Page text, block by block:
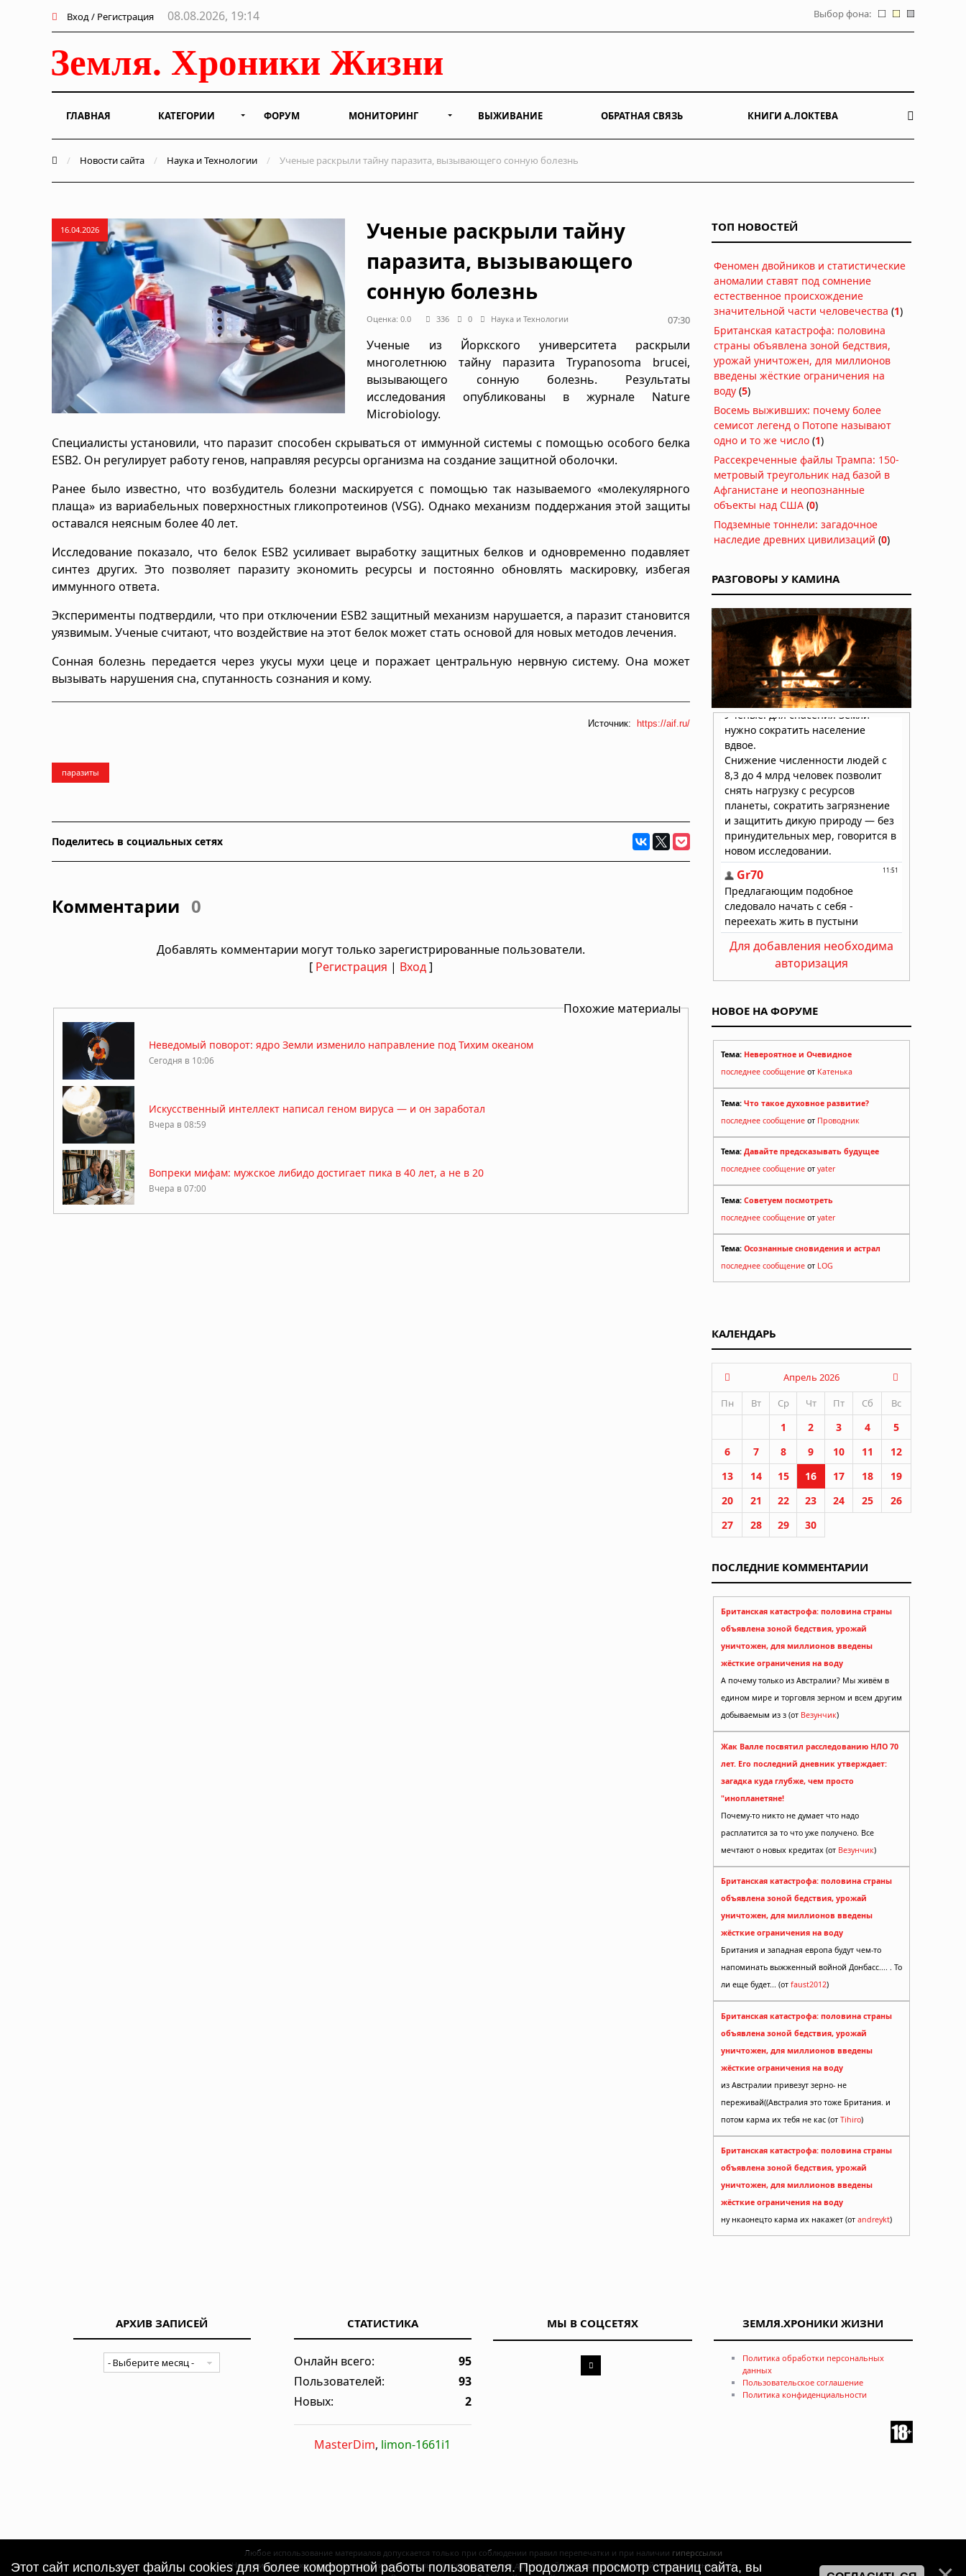
Вход / Регистрация 08.08.2026, 19:14 Выбор фона:
ГЛАВНАЯ КАТЕГОРИИ ФОРУМ МОНИТОРИНГ ВЫЖИВАНИЕ ОБРАТНАЯ СВЯЗЬ КНИГИ А.ЛОКТЕВА
/ Новости сайта / Наука и Технологии / Ученые раскрыли тайну паразита, вызывающего сонную болезнь
16.04.2026
Ученые раскрыли тайну
паразита, вызывающего
сонную болезнь
Оценка: 0.0 336 0 Наука и Технологии 07:30
Ученые из Йоркского университета раскрыли
многолетнюю тайну паразита Trypanosoma brucei,
вызывающего сонную болезнь. Результаты
исследования опубликованы в журнале Nature
Microbiology.
Специалисты установили, что паразит способен скрываться от иммунной системы с помощью особого белка
ESB2. Он регулирует работу генов, направляя ресурсы организма на создание защитной оболочки.
Ранее было известно, что возбудитель болезни маскируется с помощью так называемого «молекулярного
плаща» из вариабельных поверхностных гликопротеинов (VSG). Однако механизм поддержания этой защиты
оставался неясным более 40 лет.
Исследование показало, что белок ESB2 усиливает выработку защитных белков и одновременно подавляет
синтез других. Это позволяет паразиту экономить ресурсы и постоянно обновлять маскировку, избегая
иммунного ответа.
Эксперименты подтвердили, что при отключении ESB2 защитный механизм нарушается, а паразит становится
уязвимым. Ученые считают, что воздействие на этот белок может стать основой для новых методов лечения.
Сонная болезнь передается через укусы мухи цеце и поражает центральную нервную систему. Она может
вызывать нарушения сна, спутанность сознания и кому.
Источник: https://aif.ru/
паразиты
Поделитесь в социальных сетях
Комментарии 0
Добавлять комментарии могут только зарегистрированные пользователи.
[ Регистрация | Вход]
Похожие материалы
Неведомый поворот: ядро Земли изменило направление под Тихим океаном
Сегодня в 10:06
Искусственный интеллект написал геном вируса — и он заработал
Вчера в 08:59
Вопреки мифам: мужское либидо достигает пика в 40 лет, а не в 20
Вчера в 07:00
ТОП НОВОСТЕЙ
Феномен двойников и статистические
аномалии ставят под сомнение
естественное происхождение
значительной части человечества (1)
Британская катастрофа: половина
страны объявлена зоной бедствия,
урожай уничтожен, для миллионов
введены жёсткие ограничения на
воду (5)
Восемь выживших: почему более
семисот легенд о Потопе называют
одно и то же число (1)
Рассекреченные файлы Трампа: 150-
метровый треугольник над базой в
Афганистане и неопознанные
объекты над США (0)
Подземные тоннели: загадочное
наследие древних цивилизаций (0)
РАЗГОВОРЫ У КАМИНА
Для добавления необходима
авторизация
НОВОЕ НА ФОРУМЕ
Тема: Невероятное и Очевидное
последнее сообщение от Катенька
Тема: Что такое духовное развитие?
последнее сообщение от Проводник
Тема: Давайте предсказывать будущее
последнее сообщение от yater
Тема: Советуем посмотреть
последнее сообщение от yater
Тема: Осознанные сновидения и астрал
последнее сообщение от LOG
КАЛЕНДАРЬ
Апрель 2026
Пн
Вт Ср Чт Пт Сб Вс
1 2 3 4
5
6
7 8 9 10 11
12
13
14 15 16 17 18
19
20
21 22 23 24 25
26
27
28 29 30
ПОСЛЕДНИЕ КОММЕНТАРИИ
Британская катастрофа: половина страны
объявлена зоной бедствия, урожай
уничтожен, для миллионов введены
жёсткие ограничения на воду
А почему только из Австралии? Мы живём в
едином мире и торговля зерном и всем другим
добываемым из з (от Везунчик)
Жак Валле посвятил расследованию НЛО 70
лет. Его последний дневник утверждает:
загадка куда глубже, чем просто
"инопланетяне!
Почему-то никто не думает что надо
расплатится за то что уже получено. Все
мечтают о новых кредитах (от Везунчик)
Британская катастрофа: половина страны
объявлена зоной бедствия, урожай
уничтожен, для миллионов введены
жёсткие ограничения на воду
Британия и западная европа будут чем-то
напоминать выжженный войной Донбасс.... . То
ли еще будет... (от faust2012)
Британская катастрофа: половина страны
объявлена зоной бедствия, урожай
уничтожен, для миллионов введены
жёсткие ограничения на воду
из Австралии привезут зерно- не
переживай((Австралия это тоже Британия. и
потом карма их тебя не кас (от Tihiro)
Британская катастрофа: половина страны
объявлена зоной бедствия, урожай
уничтожен, для миллионов введены
жёсткие ограничения на воду
ну нкаонецто карма их накажет (от andreykt)
АРХИВ ЗАПИСЕЙ СТАТИСТИКА
Онлайн всего:
95
Пользователей:
93
Новых:
2
MasterDim, limon-1661i1
МЫ В СОЦСЕТЯХ ЗЕМЛЯ.ХРОНИКИ ЖИЗНИ
Политика обработки персональных
данных
Пользовательское соглашение
Политика конфиденциальности
Любое использование материалов допускается только при соблюдении правил перепечатки и при наличии гиперссылки
Новости, аналитика, прогнозы и другие материалы, представленные на данном сайте, не являются офертой или рекомендацией
Этот сайт использует файлы cookies для более комфортной работы пользователя. Продолжая просмотр страниц сайта, вы